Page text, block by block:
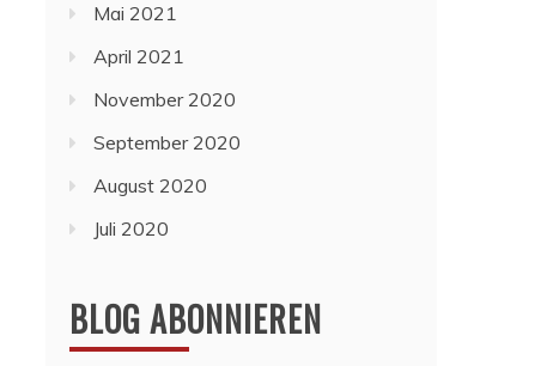
Mai 2021
April 2021
November 2020
September 2020
August 2020
Juli 2020
BLOG ABONNIEREN